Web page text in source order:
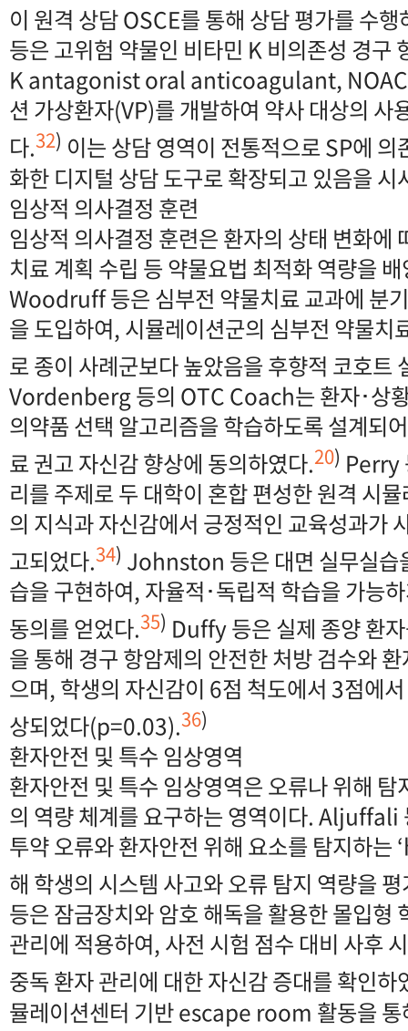
이 원격 상담 OSCE를 통해 상담 평가를 수
등은 고위험 약물인 비타민 K 비의존성 경
K antagonist oral anticoagulant, NOAC)
션 가상환자(VP)를 개발하여 약사 대상의 사
다.32) 이는 상담 영역이 전통적으로 SP에
화한 디지털 상담 도구로 확장되고 있음을 시
임상적 의사결정 훈련
임상적 의사결정 훈련은 환자의 상태 변화에
치료 계획 수립 등 약물요법 최적화 역량을
Woodruff 등은 심부전 약물치료 교과에 분
을 도입하여, 시뮬레이션군의 심부전 약물
로 종이 사례군보다 높았음을 후향적 코호트
Vordenberg 등의 OTC Coach는 환자･상
의약품 선택 알고리즘을 학습하도록 설계되
료 권고 자신감 향상에 동의하였다.20) Perry
리를 주제로 두 대학이 혼합 편성한 원격 시
의 지식과 자신감에서 긍정적인 교육성과가
고되었다.34) Johnston 등은 대면 실무실습
습을 구현하여, 자율적･독립적 학습을 가능
동의를 얻었다.35) Duffy 등은 실제 종양 환
을 통해 경구 항암제의 안전한 처방 검수와
으며, 학생의 자신감이 6점 척도에서 3점에
상되었다(p=0.03).36)
환자안전 및 특수 임상영역
환자안전 및 특수 임상영역은 오류나 위해
의 역량 체계를 요구하는 영역이다. Aljuffali
투약 오류와 환자안전 위해 요소를 탐지하
해 학생의 시스템 사고와 오류 탐지 역량을
등은 잠금장치와 암호 해독을 활용한 몰입형
관리에 적용하여, 사전 시험 점수 대비 사후
중독 환자 관리에 대한 자신감 증대를 확인하
뮬레이션센터 기반 escape room 활동을 통